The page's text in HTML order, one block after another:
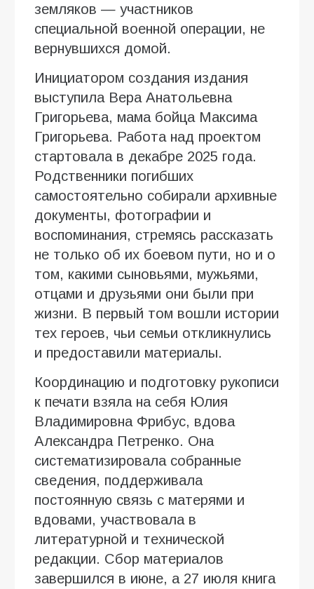
земляков — участников
специальной военной операции, не
вернувшихся домой.
Инициатором создания издания
выступила Вера Анатольевна
Григорьева, мама бойца Максима
Григорьева. Работа над проектом
стартовала в декабре 2025 года.
Родственники погибших
самостоятельно собирали архивные
документы, фотографии и
воспоминания, стремясь рассказать
не только об их боевом пути, но и о
том, какими сыновьями, мужьями,
отцами и друзьями они были при
жизни. В первый том вошли истории
тех героев, чьи семьи откликнулись
и предоставили материалы.
Координацию и подготовку рукописи
к печати взяла на себя Юлия
Владимировна Фрибус, вдова
Александра Петренко. Она
систематизировала собранные
сведения, поддерживала
постоянную связь с матерями и
вдовами, участвовала в
литературной и технической
редакции. Сбор материалов
завершился в июне, а 27 июля книга